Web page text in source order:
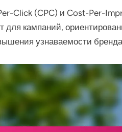
Click (CPC) и Cost-Per-
для кампаний,
узнаваемости